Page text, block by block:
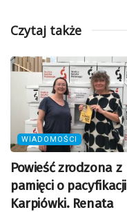
Czytaj także
WIADOMOŚCI
Powieść zrodzona z
pamięci o pacyfikacji
Karpiówki. Renata